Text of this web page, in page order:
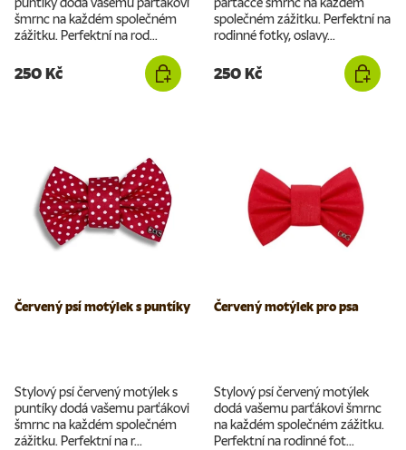
šmrnc na každém společném
zážitku. Perfektní na rod...
250 Kč
společném zážitku. Perfektní na
rodinné fotky, oslavy...
250 Kč
Červený psí motýlek s puntíky
Stylový psí červený motýlek s
puntíky dodá vašemu parťákovi
šmrnc na každém společném
zážitku. Perfektní na r...
Červený motýlek pro psa
Stylový psí červený motýlek
dodá vašemu parťákovi šmrnc
na každém společném zážitku.
Perfektní na rodinné fot...